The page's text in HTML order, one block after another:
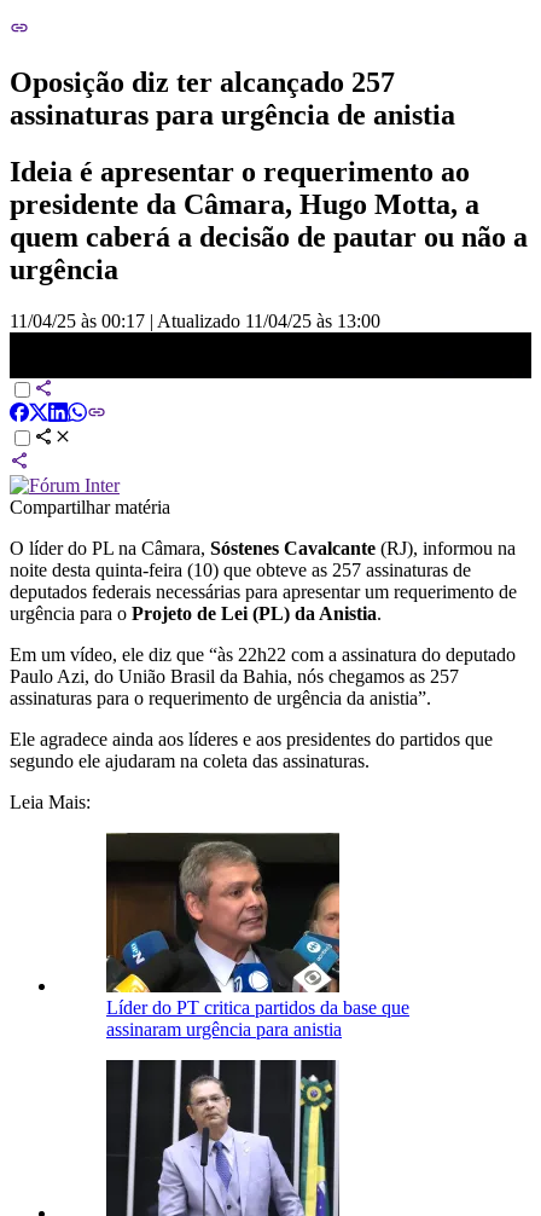
Oposição diz ter alcançado 257
assinaturas para urgência de anistia
Ideia é apresentar o requerimento ao
presidente da Câmara, Hugo Motta, a
quem caberá a decisão de pautar ou não a
urgência
11/04/25 às 00:17 | Atualizado 11/04/25 às 13:00
Compartilhar matéria
O líder do PL na Câmara, Sóstenes Cavalcante (RJ), informou na
noite desta quinta-feira (10) que obteve as 257 assinaturas de
deputados federais necessárias para apresentar um requerimento de
urgência para o Projeto de Lei (PL) da Anistia.
Em um vídeo, ele diz que “às 22h22 com a assinatura do deputado
Paulo Azi, do União Brasil da Bahia, nós chegamos as 257
assinaturas para o requerimento de urgência da anistia”.
Ele agradece ainda aos líderes e aos presidentes do partidos que
segundo ele ajudaram na coleta das assinaturas.
Leia Mais:
Líder do PT critica partidos da base que
assinaram urgência para anistia